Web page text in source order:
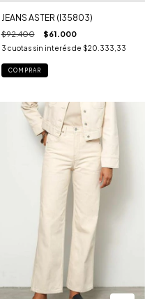
JEANS ASTER (I35803)
$92.400 $61.000
3 cuotas sin interés de $20.333,33
COMPRAR